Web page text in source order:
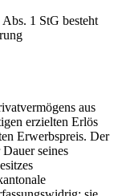
1 StG besteht
aus
erzielten Erlös
Erwerbspreis. Der
seines